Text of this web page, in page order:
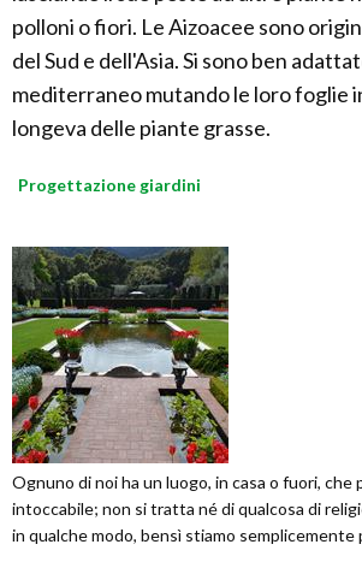
polloni o fiori. Le Aizoacee sono
del Sud e dell'Asia. Si sono ben
mediterraneo mutando le loro foglie
longeva delle piante grasse.
Progettazione giardini
Ognuno di noi ha un luogo, in casa o fuori, che
intoccabile; non si tratta né di qualcosa di
in qualche modo, bensì stiamo semplicemente